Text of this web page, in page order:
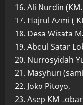
16. Ali Nurdin
17. Hajrul Azmi (
18. Desa Wisata
19. Abdul Satar
20. Nurrosyidah
21. Masyhuri
22. Joko Pitoyo,
23. Asep KM